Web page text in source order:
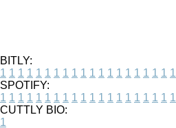
BITLY:
1 1 1 1 1 1 1 1 1 1 1 1 1 1 1 1 1 1 1 1
SPOTIFY:
1 1 1 1 1 1 1 1 1 1 1 1 1 1 1 1 1 1 1 1
CUTTLY BIO:
1